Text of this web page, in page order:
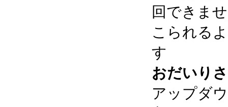
回できま
こられる
す
おだいり
アップダ